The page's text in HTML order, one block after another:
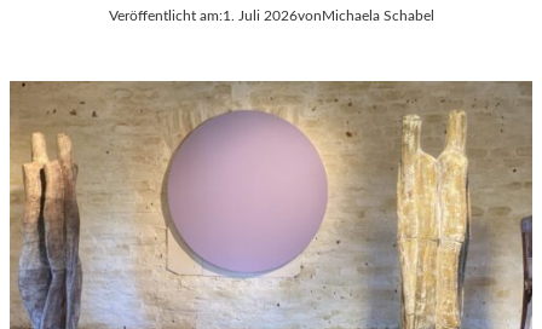
Veröffentlicht am:1. Juli 2026vonMichaela Schabel